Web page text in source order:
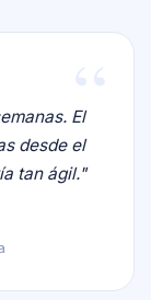
El
desde el
tan ágil."